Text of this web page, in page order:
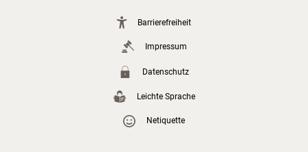
Barrierefreiheit
Impressum
Datenschutz
Leichte Sprache
Netiquette